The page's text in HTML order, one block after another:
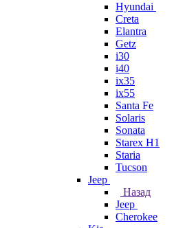
Hyundai
Creta
Elantra
Getz
i30
i40
ix35
ix55
Santa Fe
Solaris
Sonata
Starex H1
Staria
Tucson
Jeep
Назад
Jeep
Cherokee